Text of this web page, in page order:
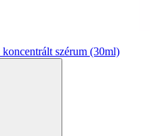
szérum (30ml)